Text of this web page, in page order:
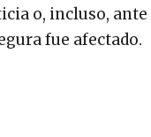
o, incluso,
fue afectado.